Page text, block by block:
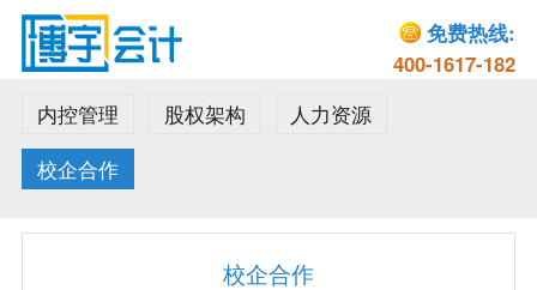
免费热线:
400-1617-182
内控管理
股权架构
人力资源
校企合作
校企合作